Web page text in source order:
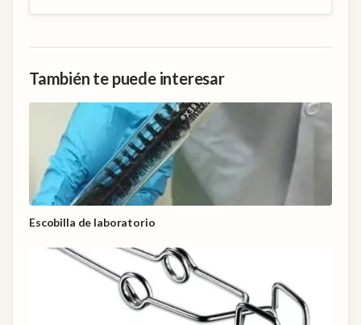
También te puede interesar
Escobilla de laboratorio